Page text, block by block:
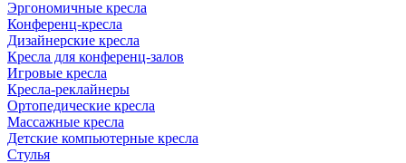
Эргономичные кресла
Конференц-кресла
Дизайнерские кресла
Кресла для конференц-залов
Игровые кресла
Кресла-реклайнеры
Ортопедические кресла
Массажные кресла
Детские компьютерные кресла
Стулья